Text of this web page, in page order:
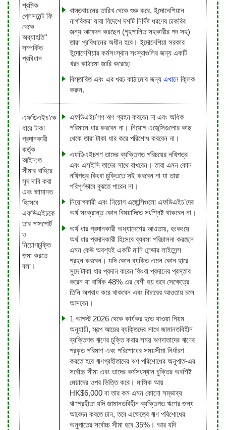
শ্রমিক
প্লেসমেন্ট ফি
থেকে
অব্যাহতি"
সম্পর্কিত
প্রবিধান
বাস্তবায়নের তারিখ থেকে শুরু করে, ইন্দোনেশিয়ান
নাগরিকরা যারা বিদেশে দশটি নির্দিষ্ট ধরণের চাকরির
জন্য আবেদন করছেন (গৃহপালিত সহকারীর পদ সহ)
তারা প্রবিধানের অধীন হবে। ইন্দোনেশিয়া সরকার
ইন্দোনেশিয়ার কর্মসংস্থান সংস্থাগুলির জন্য একটি
খরচ কাঠামো জারি করেছে৷
বিস্তারিত এবং এর খরচ কাঠামোর জন্য এখানে ক্লিক
করুন.
এফডিএইচ’কে
ধারে টাকা
প্রদানকারী
কর্তৃক
আইন:ত
সীমার বাহিরে
সুদ দাবি করা
এবং জামানত
হিসেবে
এফডিএইচকে
তার পাসপোর্ট
ও
নিয়োগচুক্তি
জমা করতে
বলা।
এফডিএইচ’গণ ঋণ গ্রহন করবেন না এবং অধিক
পরিমানে ধার করবেন না। নিয়োগ এজেন্সিগুলোর কাছ
থেকে তারা টাকা ধার করে পরিশোধ করবেন না।
এফডিএইচগণ তাদের ব্যক্তিগত পরিচয়ের নথিপত্র
এবং এসইসি তাদের সাথে রাখবেন। তারা এমন কোন
নথিপত্র কিংবা চুক্তিতে সই করবেন না যা তারা
পরিপূর্ণভাবে বুঝতে পারেন না।
নিয়োগকারী এবং নিয়োগ এজেন্সিগুলো এফডিএইচ’দের
অর্থ সংক্রান্ত কোন বিষয়াদিতে সংশ্লিষ্ট থাকবেন না।
অর্থ ধার প্রদানকারী অধ্যাদেশের আওতায়, হংকংয়ে
অর্থ ধার প্রদানকারী হিসেবে ব্যবসা পরিচালনা করছেন
এমন কেউ অবশ্যই একটি মানি লেন্ডার লাইসেন্স
গ্রহন করবেন। যদি কোন ব্যক্তি এমন কোন হারে
সুদে টাকা ধার প্রদান করেন কিংবা প্রদানের প্রস্তাব
করেন যা বার্ষিক 48% এর বেশী হয় তবে সেক্ষেত্রে
তিনি অপরাধ করে থাকবেন এবং বিচারের আওতায় চলে
আসবেন।
1 আগস্ট 2026 থেকে কার্যকর হতে যাওয়া নিয়ম
অনুযায়ী, স্বল্প আয়ের ব্যক্তিদের সাথে জামানতবিহীন
ব্যক্তিগত ঋণের চুক্তি করার সময় ঋণদাতাদের ঋণের
প্রকৃত পরিমাণ এবং পরিশোধের সময়সীমা নির্ধারণ
করতে হবে ঋণগ্রহীতাদের ঋণ পরিশোধের অনুপাত-এর
সর্বোচ্চ সীমা এবং তাদের কর্মসংস্থান চুক্তির অবশিষ্ট
মেয়াদের ওপর ভিত্তি করে। মাসিক আয়
HK$6,000 বা তার কম এমন কোনো সম্ভাব্য
ঋণগ্রহীতা যদি জামানতবিহীন ব্যক্তিগত ঋণের জন্য
আবেদন করতে চান, তবে এক্ষেত্রে ঋণ পরিশোধের
অনুপাতের সর্বোচ্চ সীমা হবে 35%। আর যদি